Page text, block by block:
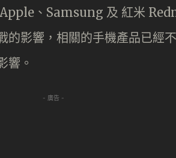
、Samsung 及 紅米
的影響，相關的手機產品已經
響。
- 廣告 -